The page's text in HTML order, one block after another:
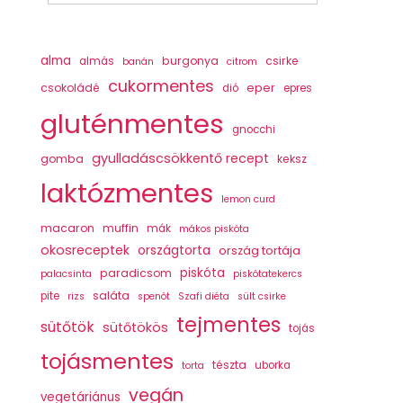
alma almás banán burgonya citrom
csirke
csokoládé
cukormentes dió eper epres
gluténmentes gnocchi
gomba gyulladáscsökkentő recept keksz
laktózmentes lemon curd
macaron muffin mák mákos piskóta
okosreceptek országtorta ország tortája
palacsinta paradicsom piskóta piskótatekercs
pite rizs saláta spenót Szafi diéta sült csirke
sütőtök sütőtökös tejmentes tojás
tojásmentes torta tészta uborka
vegetáriánus vegán